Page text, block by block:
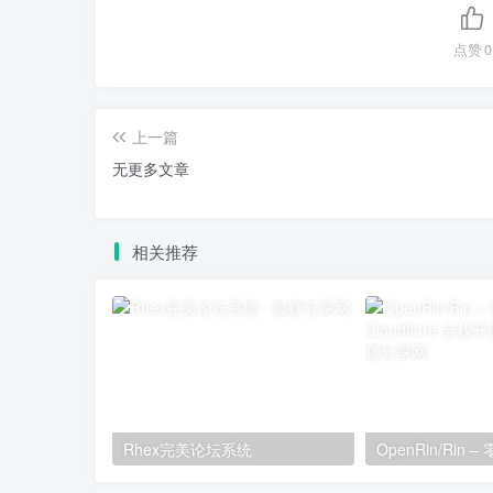
点赞0
上一篇
无更多文章
相关推荐
Rhex完美论坛系统